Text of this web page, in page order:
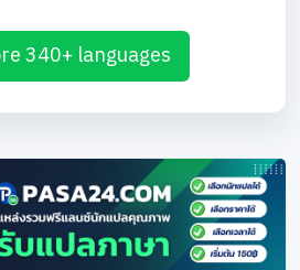
340+ languages